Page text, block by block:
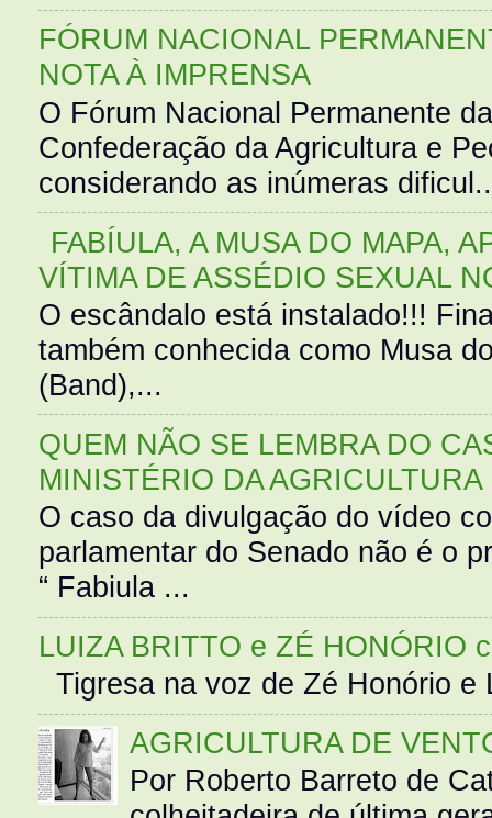
FÓRUM NACIONAL
NOTA À IMPRENSA
O Fórum Nacional Permanente
Confederação da Agricultura e
considerando as inúmeras
FABÍULA, A MUSA DO MAPA,
VÍTIMA DE ASSÉDIO SEXUAL
O escândalo está instalado!!!
também conhecida como Musa
(Band),...
QUEM NÃO SE LEMBRA DO
MINISTÉRIO DA AGRICULTURA
O caso da divulgação do vídeo
parlamentar do Senado não é o
“ Fabiula ...
LUIZA BRITTO e ZÉ HONÓRIO
Tigresa na voz de Zé Honório
AGRICULTURA DE
Por Roberto Barreto de